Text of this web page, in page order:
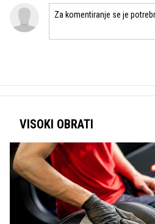
VISOKI OBRATI